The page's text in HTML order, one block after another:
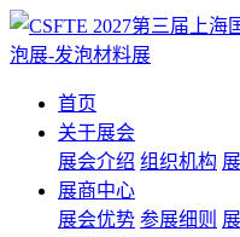
首页
关于展会
展会介绍 组织机构
展商中心
展会优势 参展细则